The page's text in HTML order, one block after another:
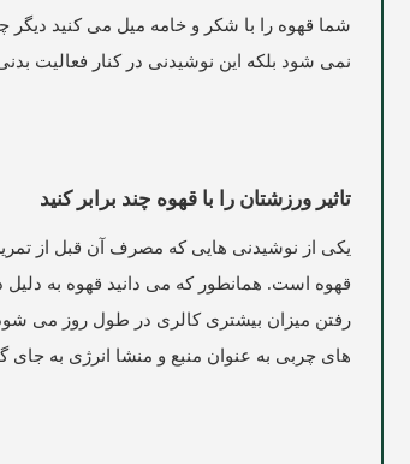
شما قهوه را با شکر و خامه میل می کنید
نمی شود بلکه این نوشیدنی در کنار فعالیت
تاثیر ورزشتان را با قهوه چند برابر کنید
یکی از نوشیدنی هایی که مصرف آن قبل از
قهوه است. همانطور که می دانید قهوه به
رفتن میزان بیشتری کالری در طول روز می
های چربی به عنوان منبع و منشا انرژی به جای